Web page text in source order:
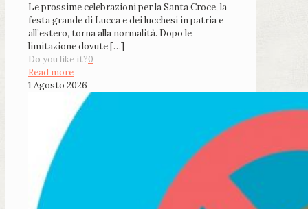
Le prossime celebrazioni per la Santa Croce, la
festa grande di Lucca e dei lucchesi in patria e
all’estero, torna alla normalità. Dopo le
limitazione dovute[…]
Do you like it?0
Read more
1 Agosto 2026